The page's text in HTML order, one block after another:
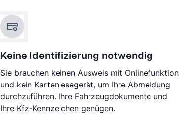
Keine Identifizierung notwendig
Sie brauchen keinen Ausweis mit Onlinefunktion
und kein Kartenlesegerät, um Ihre Abmeldung
durchzuführen. Ihre Fahrzeugdokumente und
Ihre Kfz-Kennzeichen genügen.